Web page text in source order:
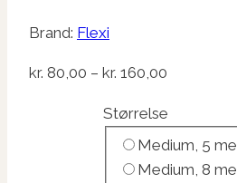
Brand: Flexi
kr. 80,00 – kr. 160,00
til
kr. 160,00
Størrelse
Medium, 5
Medium, 8